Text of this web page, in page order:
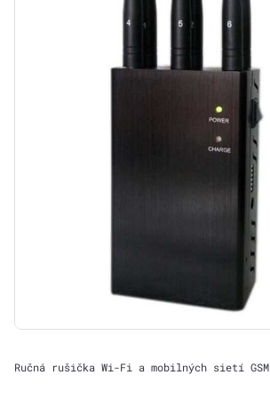
Ručná rušička Wi-Fi a mobilných sietí GSM